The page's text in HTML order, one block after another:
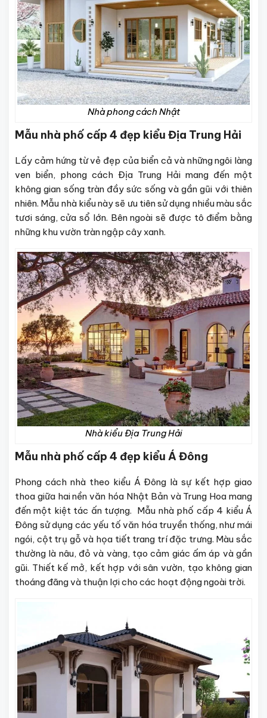
Nhà phong cách Nhật
Mẫu nhà phố cấp 4 đẹp kiểu Địa Trung Hải
Lấy cảm hứng từ vẻ đẹp của biển cả và những ngôi làng
ven biển, phong cách Địa Trung Hải mang đến một
không gian sống tràn đầy sức sống và gần gũi với thiên
nhiên. Mẫu nhà kiểu này sẽ ưu tiên sử dụng nhiều màu sắc
tươi sáng, cửa sổ lớn. Bên ngoài sẽ được tô điểm bằng
những khu vườn tràn ngập cây xanh.
Nhà kiểu Địa Trung Hải
Mẫu nhà phố cấp 4 đẹp kiểu Á Đông
Phong cách nhà theo kiểu Á Đông là sự kết hợp giao
thoa giữa hai nền văn hóa Nhật Bản và Trung Hoa mang
đến một kiệt tác ấn tượng. Mẫu nhà phố cấp 4 kiểu Á
Đông sử dụng các yếu tố văn hóa truyền thống, như mái
ngói, cột trụ gỗ và họa tiết trang trí đặc trưng. Màu sắc
thường là nâu, đỏ và vàng, tạo cảm giác ấm áp và gần
gũi. Thiết kế mở, kết hợp với sân vườn, tạo không gian
thoáng đãng và thuận lợi cho các hoạt động ngoài trời.